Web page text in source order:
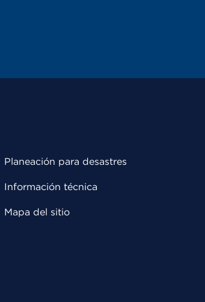
Planeación para desastres
Información técnica
Mapa del sitio